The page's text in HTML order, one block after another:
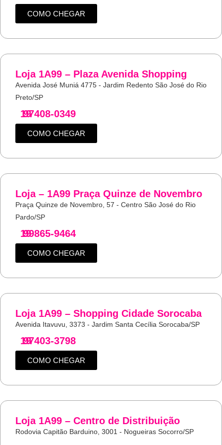
COMO CHEGAR
Loja 1A99 – Plaza Avenida Shopping
Avenida José Muniá 4775 - Jardim Redento São José do Rio
Preto/SP
19
97408-0349
COMO CHEGAR
Loja – 1A99 Praça Quinze de Novembro
Praça Quinze de Novembro, 57 - Centro São José do Rio
Pardo/SP
19
99865-9464
COMO CHEGAR
Loja 1A99 – Shopping Cidade Sorocaba
Avenida Itavuvu, 3373 - Jardim Santa Cecília Sorocaba/SP
19
97403-3798
COMO CHEGAR
Loja 1A99 – Centro de Distribuição
Rodovia Capitão Barduino, 3001 - Nogueiras Socorro/SP